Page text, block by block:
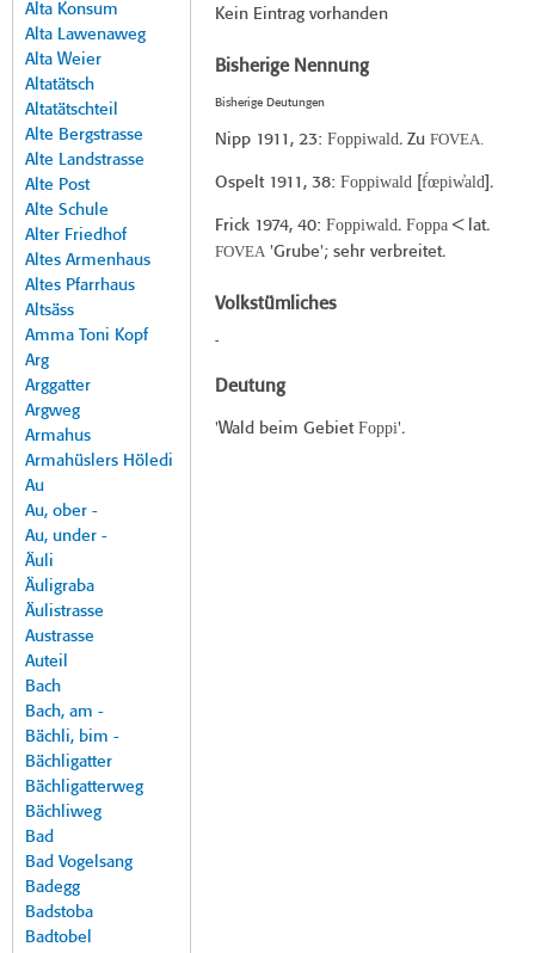
Alta Konsum
Alta Lawenaweg
Alta Weier
Altatätsch
Altatätschteil
Alte Bergstrasse
Alte Landstrasse
Alte Post
Alte Schule
Alter Friedhof
Altes Armenhaus
Altes Pfarrhaus
Altsäss
Amma Toni Kopf
Arg
Arggatter
Argweg
Armahus
Armahüslers Höledi
Au
Au, ober -
Au, under -
Äuli
Äuligraba
Äulistrasse
Austrasse
Auteil
Bach
Bach, am -
Bächli, bim -
Bächligatter
Bächligatterweg
Bächliweg
Bad
Bad Vogelsang
Badegg
Badstoba
Badtobel
Kein Eintrag vorhanden
Bisherige Nennung
Bisherige Deutungen
Nipp 1911 , 23: Foppiwald. Zu FOVEA.
Ospelt 1911 , 38: Foppiwald[ f́œpiw̓ald].
Frick 1974, 40: Foppiwald. Foppa< lat.
FOVEA'Grube'; sehr verbreitet.
Volkstümliches
-
Deutung
'Wald beim Gebiet Foppi'.